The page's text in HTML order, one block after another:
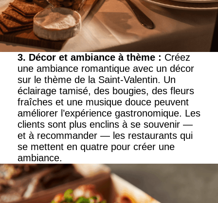
3. Décor et ambiance à thème : Créez
une ambiance romantique avec un décor
sur le thème de la Saint-Valentin. Un
éclairage tamisé, des bougies, des fleurs
fraîches et une musique douce peuvent
améliorer l’expérience gastronomique. Les
clients sont plus enclins à se souvenir —
et à recommander — les restaurants qui
se mettent en quatre pour créer une
ambiance.